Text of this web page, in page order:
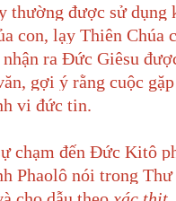
thường được sử
con, lạy Thiên
ra Đức Giêsu
gợi ý rằng cuộc
vi đức tin.
chạm đến Đức Kitô
Phaolô nói trong